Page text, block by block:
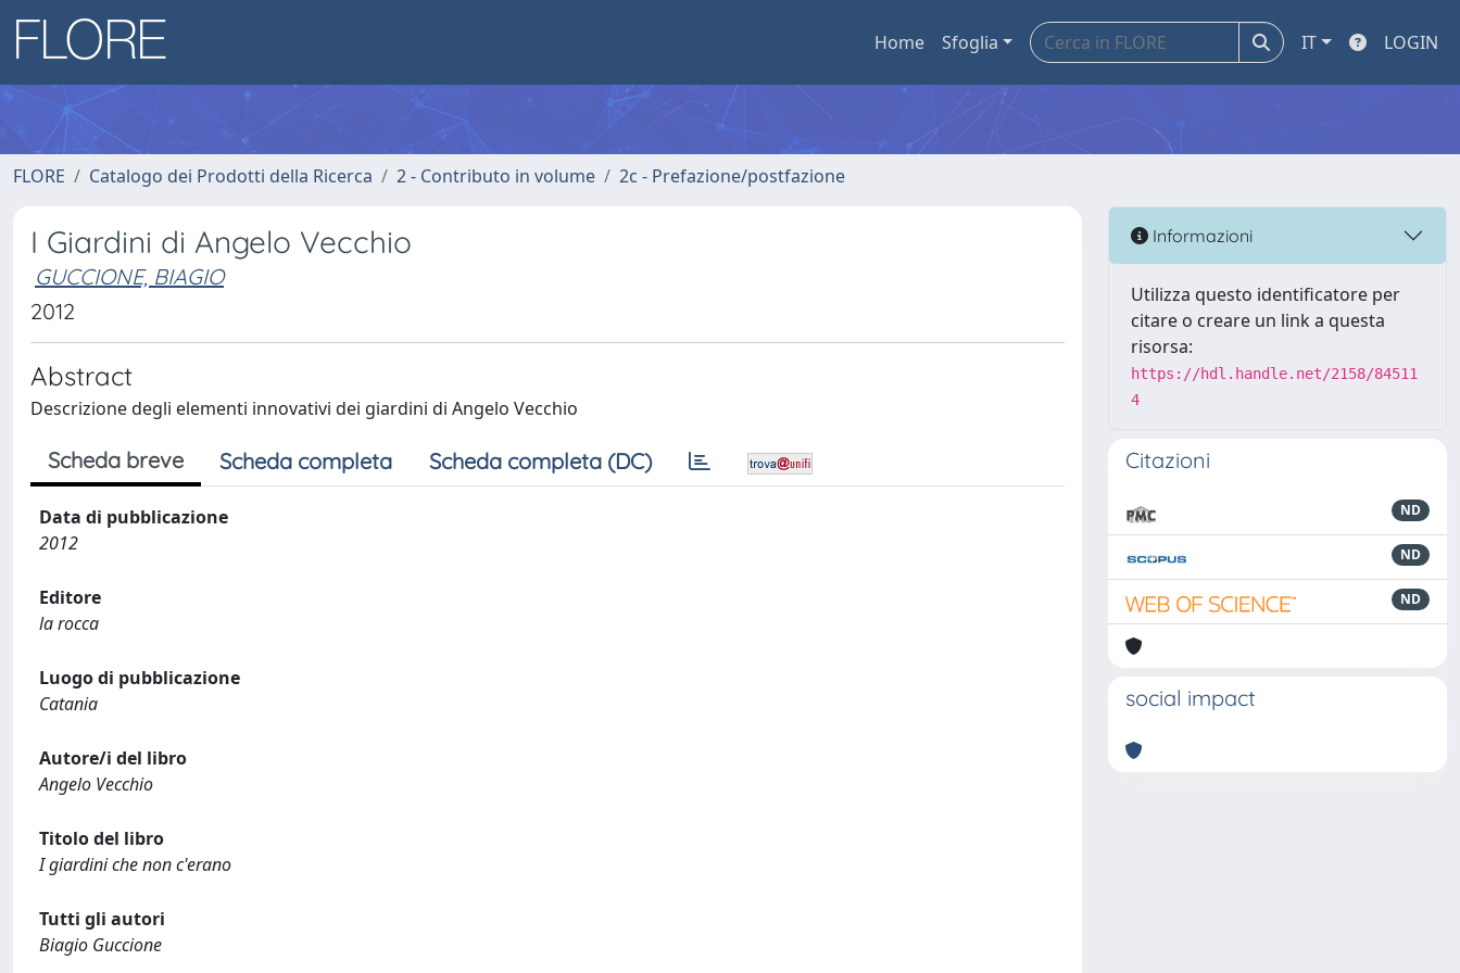
Home Sfoglia IT LOGIN
FLORE Catalogo dei Prodotti della Ricerca 2 - Contributo in volume 2c - Prefazione/postfazione
I Giardini di Angelo Vecchio
GUCCIONE, BIAGIO
2012
Abstract
Descrizione degli elementi innovativi dei giardini di Angelo Vecchio
Scheda breve Scheda completa Scheda completa (DC)
Data di pubblicazione
2012
Editore
la rocca
Luogo di pubblicazione
Catania
Autore/i del libro
Angelo Vecchio
Titolo del libro
I giardini che non c'erano
Tutti gli autori
Biagio Guccione
Informazioni
Utilizza questo identificatore per
citare o creare un link a questa
risorsa:
https://hdl.handle.net/2158/84511
4
Citazioni
ND
ND
ND
social impact